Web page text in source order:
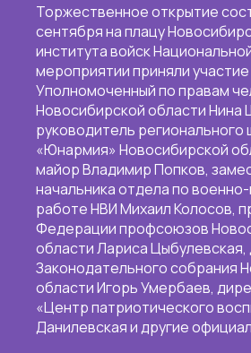
Торжественное открытие
сентября на плацу
института войск
мероприятии приняли участие
Уполномоченный по правам
Новосибирской области Нина
руководитель
«Юнармия» Новосибирской
майор Владимир Попков,
начальника отдела по
работе НВИ Михаил Колосов,
Федерации профсоюзов
области Лариса Цыбулевская,
Законодательного собрания
области Игорь Умербаев,
«Центр патриотического
Данилевская и другие